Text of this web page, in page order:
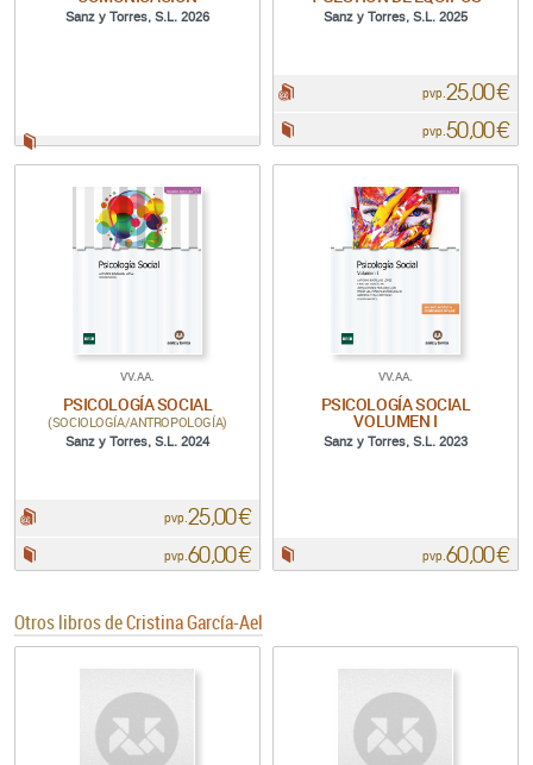
Sanz y Torres, S.L. 2026 Sanz y Torres, S.L. 2025
pvp. 25,00 €
pvp.50,00 €
VV.AA.
PSICOLOGÍA SOCIAL
(SOCIOLOGÍA/ANTROPOLOGÍA)
Sanz y Torres, S.L. 2024
pvp. 25,00 €
pvp.60,00 €
VV.AA.
PSICOLOGÍA SOCIAL
VOLUMEN I
Sanz y Torres, S.L. 2023
pvp.60,00 €
Otros libros deCristina García-Ael